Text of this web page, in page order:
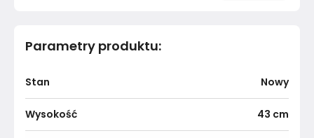
Parametry produktu:
Stan Nowy
Wysokość 43 cm